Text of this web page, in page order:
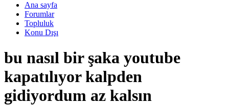
Ana sayfa
Forumlar
Topluluk
Konu Dışı
bu nasıl bir şaka youtube
kapatılıyor kalpden
gidiyordum az kalsın